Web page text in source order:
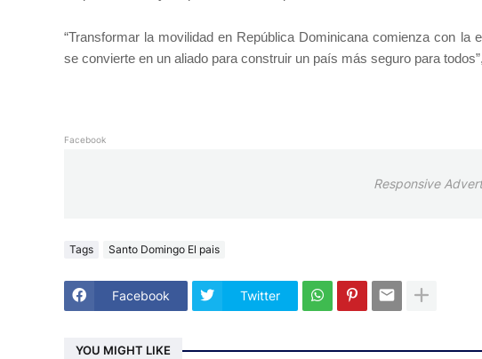
“Transformar la movilidad en República Dominicana comienza con la
se convierte en un aliado para construir un país más seguro para
Facebook
Responsive
Tags Santo Domingo El pais
Facebook Twitter
YOU MIGHT LIKE